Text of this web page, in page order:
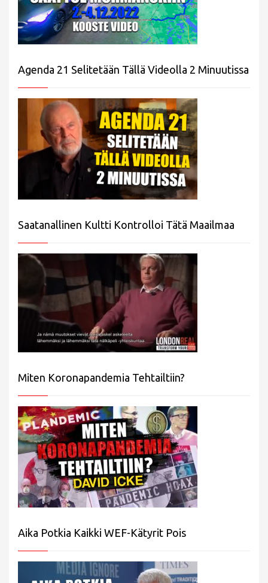
Agenda 21 Selitetään Tällä Videolla 2 Minuutissa
Saatanallinen Kultti Kontrolloi Tätä Maailmaa
Miten Koronapandemia Tehtailtiin?
Aika Potkia Kaikki WEF-Kätyrit Pois